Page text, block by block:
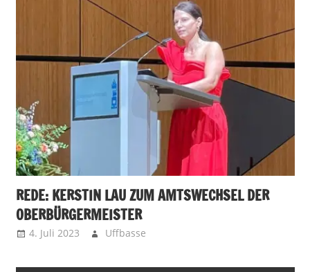
REDE: KERSTIN LAU ZUM AMTSWECHSEL DER
OBERBÜRGERMEISTER
4. Juli 2023 Uffbasse